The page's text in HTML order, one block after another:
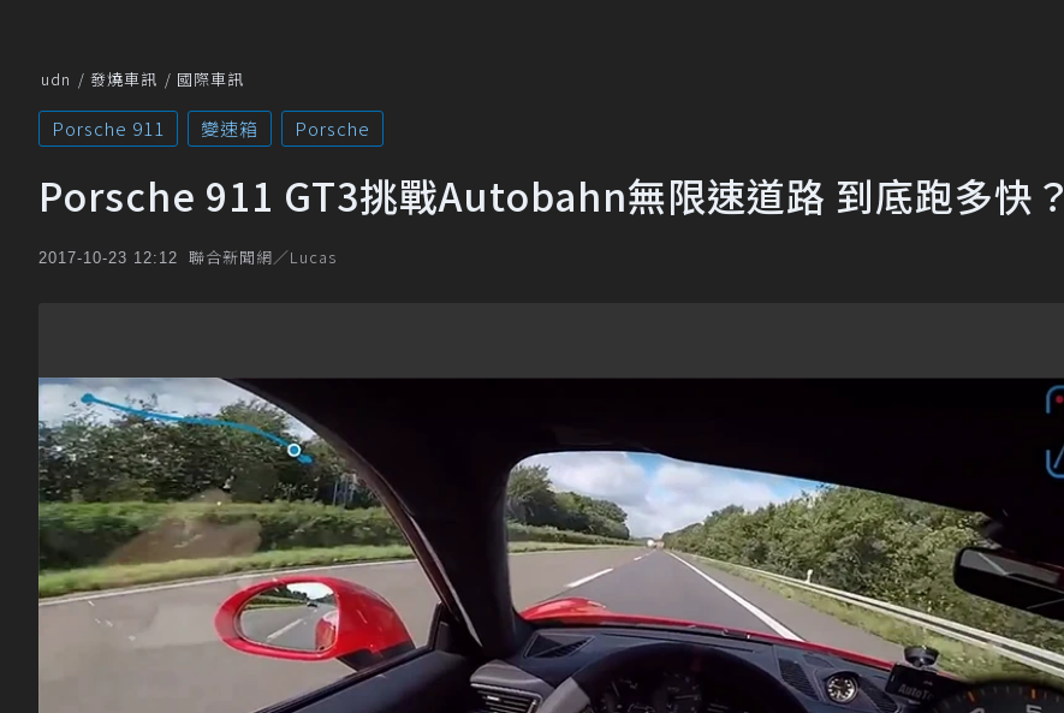
udn 發燒車訊 國際車訊
Porsche 911 變速箱 Porsche
Porsche 911 GT3挑戰Autobahn無限速道路 到底跑多快？
2017-10-23 12:12 聯合新聞網／Lucas